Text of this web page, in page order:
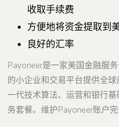
收取手续费
方便地将资金提取到
良好的汇率
Payoneer是一家美国金融服
的小企业和交易平台提供全
一代技术算法、运营和银行
务套餐。维护Payoneer账户